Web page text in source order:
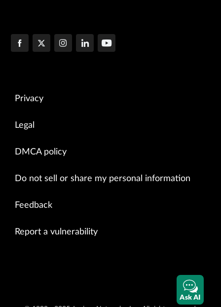
Privacy
Legal
DMCA policy
Do not sell or share my personal information
Feedback
Report a vulnerability
Ask AI